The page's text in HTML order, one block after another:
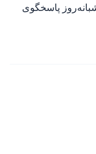
24 ساعت شبانه‌روز پاسخگوی